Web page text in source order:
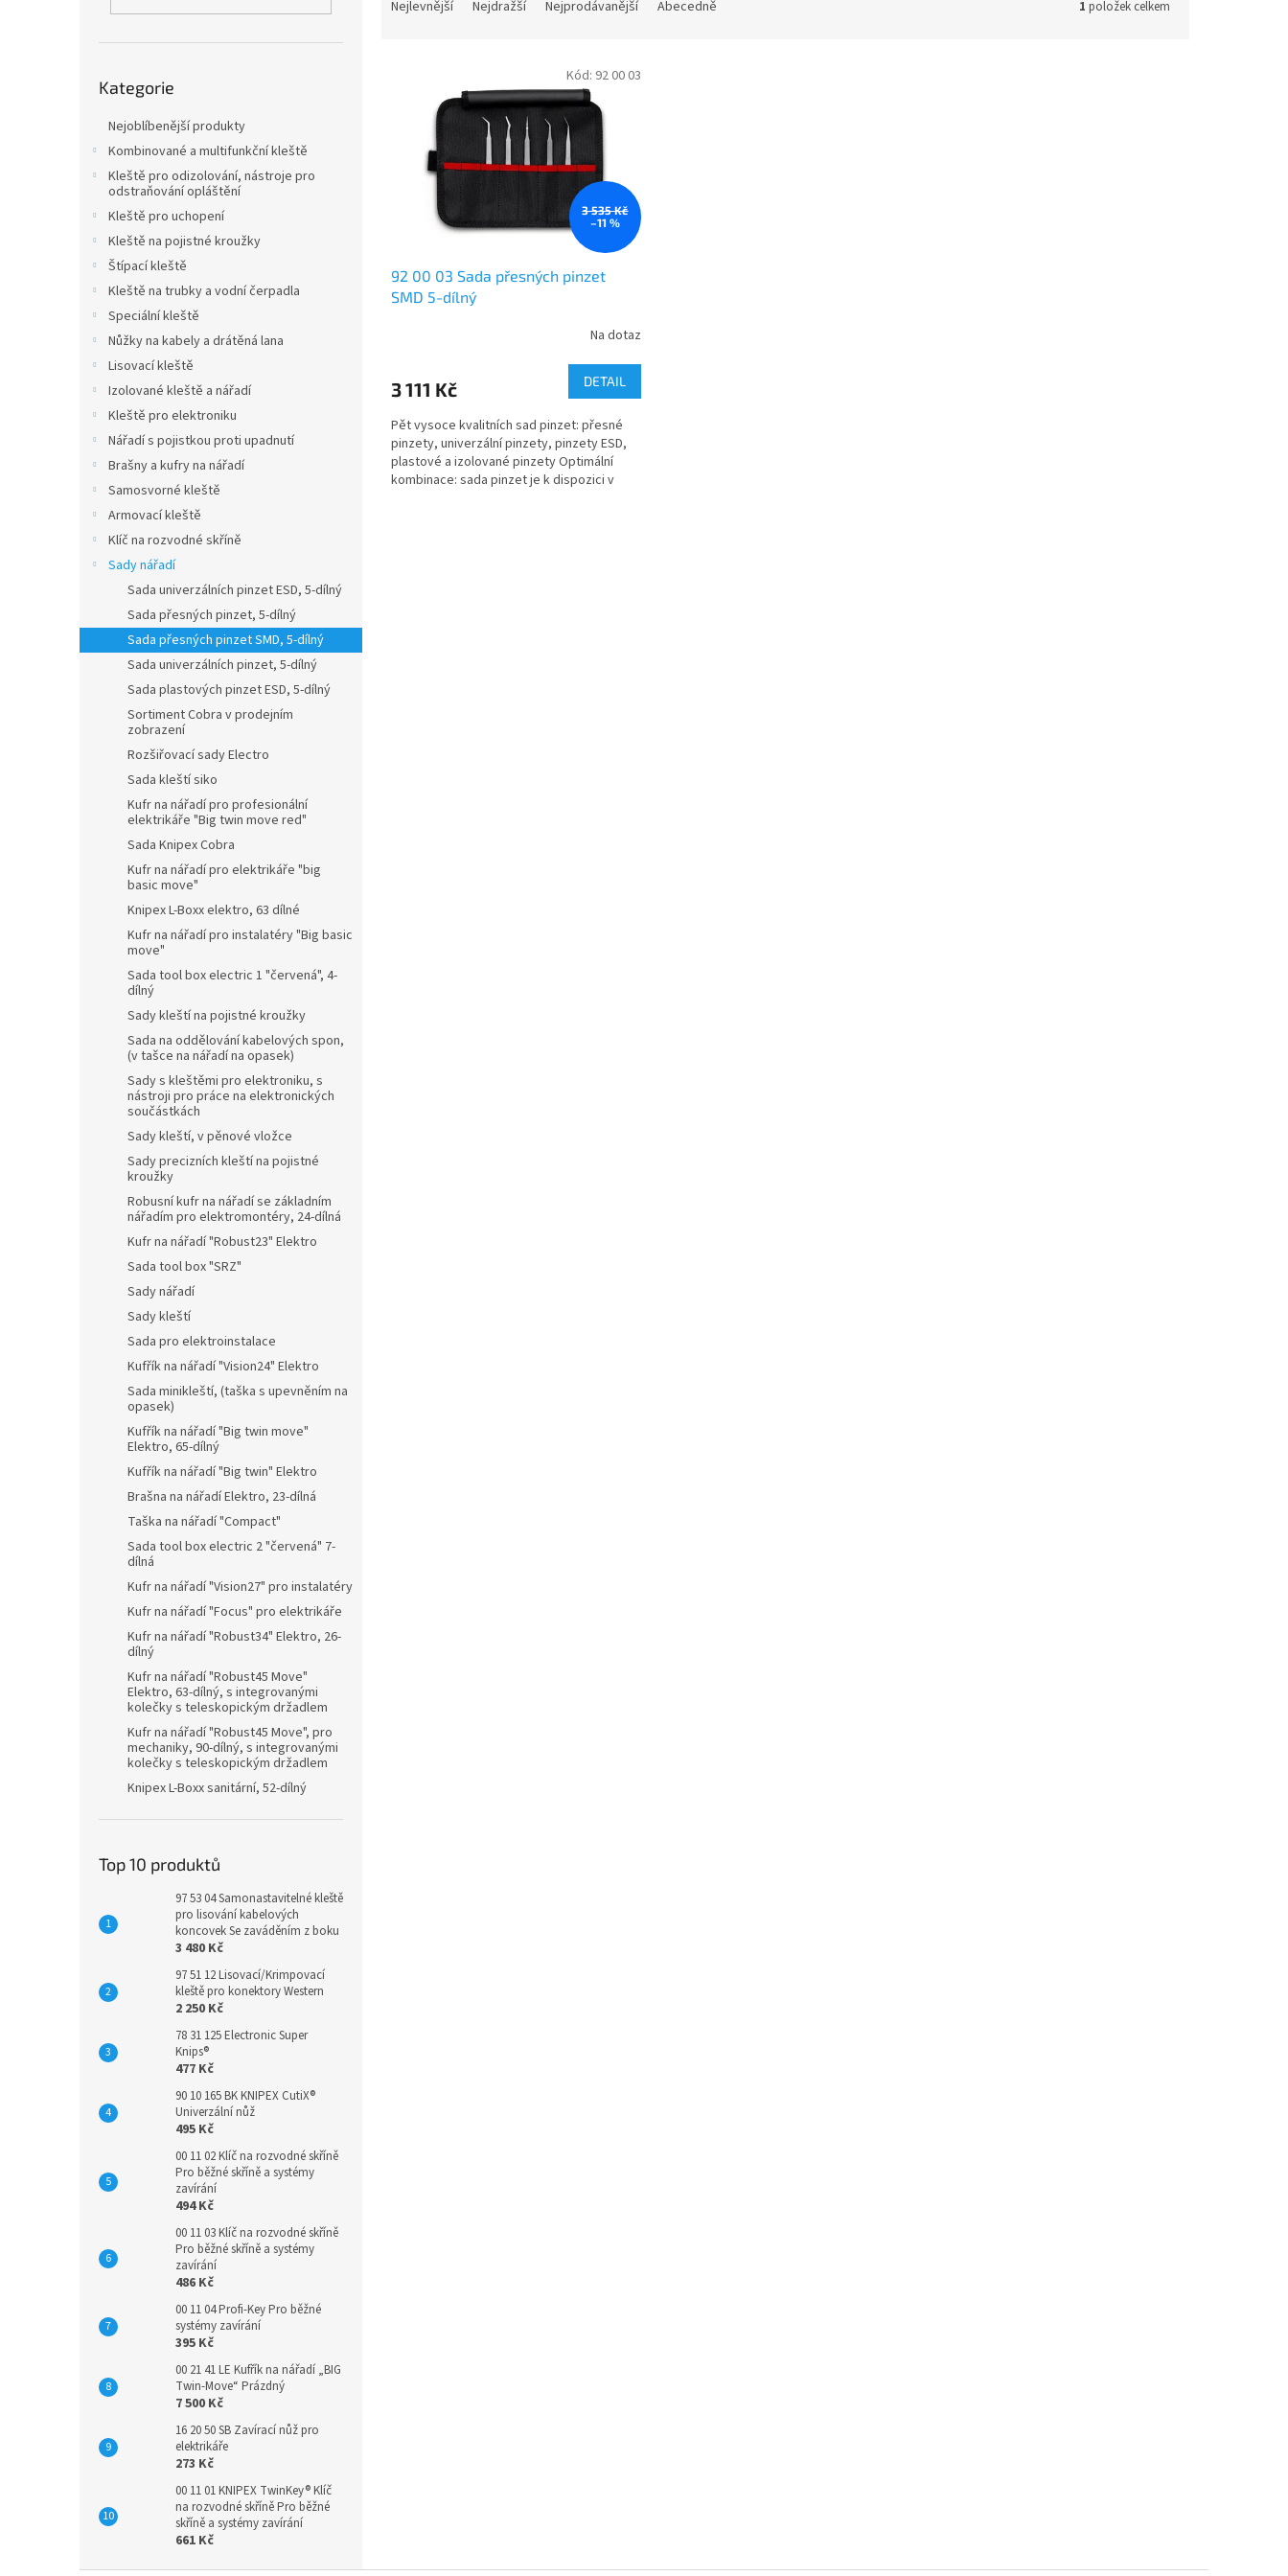
kategorie
Kategorie
Nejoblíbenější produkty
Kombinované a multifunkční kleště
Kleště pro odizolování, nástroje pro
odstraňování opláštění
Kleště pro uchopení
Kleště na pojistné kroužky
Štípací kleště
Kleště na trubky a vodní čerpadla
Speciální kleště
Nůžky na kabely a drátěná lana
Lisovací kleště
Izolované kleště a nářadí
Kleště pro elektroniku
Nářadí s pojistkou proti upadnutí
Brašny a kufry na nářadí
Samosvorné kleště
Armovací kleště
Klíč na rozvodné skříně
Sady nářadí
Sada univerzálních pinzet ESD, 5-dílný
Sada přesných pinzet, 5-dílný
Sada přesných pinzet SMD, 5-dílný
Sada univerzálních pinzet, 5-dílný
Sada plastových pinzet ESD, 5-dílný
Sortiment Cobra v prodejním
zobrazení
Rozšiřovací sady Electro
Sada kleští siko
Kufr na nářadí pro profesionální
elektrikáře "Big twin move red"
Sada Knipex Cobra
Kufr na nářadí pro elektrikáře "big
basic move"
Knipex L-Boxx elektro, 63 dílné
Kufr na nářadí pro instalatéry "Big basic
move"
Sada tool box electric 1 "červená", 4-
dílný
Sady kleští na pojistné kroužky
Sada na oddělování kabelových spon,
(v tašce na nářadí na opasek)
Sady s kleštěmi pro elektroniku, s
nástroji pro práce na elektronických
součástkách
Sady kleští, v pěnové vložce
Sady precizních kleští na pojistné
kroužky
Robusní kufr na nářadí se základním
nářadím pro elektromontéry, 24-dílná
Kufr na nářadí "Robust23" Elektro
Sada tool box "SRZ"
Sady nářadí
Sady kleští
Sada pro elektroinstalace
Kufřík na nářadí "Vision24" Elektro
Sada minikleští, (taška s upevněním na
opasek)
Kufřík na nářadí "Big twin move"
Elektro, 65-dílný
Kufřík na nářadí "Big twin" Elektro
Brašna na nářadí Elektro, 23-dílná
Taška na nářadí "Compact"
Sada tool box electric 2 "červená" 7-
dílná
Kufr na nářadí "Vision27" pro instalatéry
Kufr na nářadí "Focus" pro elektrikáře
Kufr na nářadí "Robust34" Elektro, 26-
dílný
Kufr na nářadí "Robust45 Move"
Elektro, 63-dílný, s integrovanými
kolečky s teleskopickým držadlem
Kufr na nářadí "Robust45 Move", pro
mechaniky, 90-dílný, s integrovanými
kolečky s teleskopickým držadlem
Knipex L-Boxx sanitární, 52-dílný
Top 10 produktů
97 53 04 Samonastavitelné kleště
pro lisování kabelových
koncovek Se zaváděním z boku
3 480 Kč
97 51 12 Lisovací/Krimpovací
kleště pro konektory Western
2 250 Kč
78 31 125 Electronic Super
Knips®
477 Kč
90 10 165 BK KNIPEX CutiX®
Univerzální nůž
495 Kč
00 11 02 Klíč na rozvodné skříně
Pro běžné skříně a systémy
zavírání
494 Kč
00 11 03 Klíč na rozvodné skříně
Pro běžné skříně a systémy
zavírání
486 Kč
00 11 04 Profi-Key Pro běžné
systémy zavírání
395 Kč
00 21 41 LE Kufřík na nářadí „BIG
Twin-Move“ Prázdný
7 500 Kč
16 20 50 SB Zavírací nůž pro
elektrikáře
273 Kč
00 11 01 KNIPEX TwinKey® Klíč
na rozvodné skříně Pro běžné
skříně a systémy zavírání
661 Kč
Nejlevnější Nejdražší Nejprodávanější Abecedně 1 položek celkem
3 535 Kč
–11 %
92 00 03 Sada přesných pinzet
SMD 5-dílný
Na dotaz
3 111 Kč DETAIL
Pět vysoce kvalitních sad pinzet: přesné
pinzety, univerzální pinzety, pinzety ESD,
plastové a izolované pinzety Optimální
kombinace: sada pinzet je k dispozici v
Kód: 92 00 03